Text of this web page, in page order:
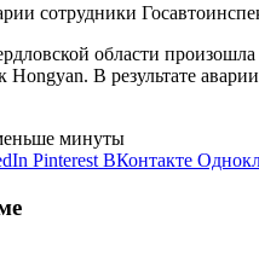
сотрудники
области произошла
Hongyan. В результате
минуты
Pinterest ВКонтакте